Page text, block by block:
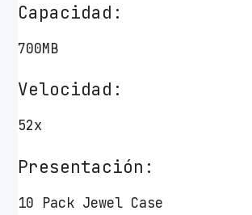
Capacidad:
700MB
Velocidad:
52x
Presentación:
10 Pack Jewel Case